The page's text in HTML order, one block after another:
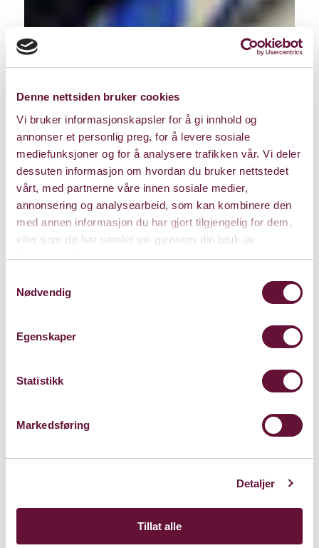
Denne nettsiden bruker cookies
Vi bruker informasjonskapsler for å gi innhold og
annonser et personlig preg, for å levere sosiale
mediefunksjoner og for å analysere trafikken vår. Vi deler
dessuten informasjon om hvordan du bruker nettstedet
vårt, med partnerne våre innen sosiale medier,
annonsering og analysearbeid, som kan kombinere den
med annen informasjon du har gjort tilgjengelig for dem,
eller som de har samlet inn gjennom din bruk av
tjenestene deres.
Nødvendig
Egenskaper
Statistikk
Markedsføring
Detaljer
Tillat alle